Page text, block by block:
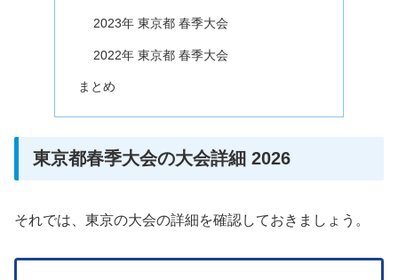
2023年 東京都 春季大会
2022年 東京都 春季大会
まとめ
東京都春季大会の大会詳細 2026
それでは、東京の大会の詳細を確認しておきましょう。